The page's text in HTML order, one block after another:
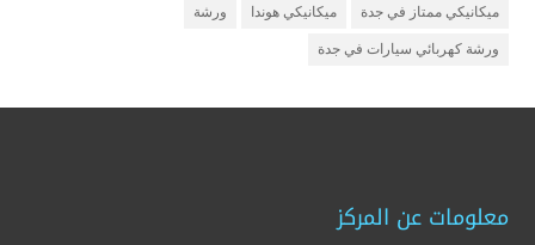
ميكانيكي ممتاز في جدة ميكانيكي هوندا ورشة
ورشة كهربائي سيارات في جدة
معلومات عن المركز